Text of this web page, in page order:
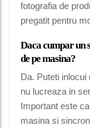
fotografia de
pregatit pentru
Daca cumpar un
de pe masina?
Da. Puteti
nu lucreaza in
Important este
masina si